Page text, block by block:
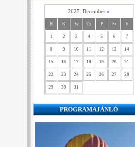
2025. December »
H K Sz Cs P Sz V
1 2 3 4 5 6 7
8 9 10 11 12 13 14
15 16 17 18 19 20 21
22 23 24 25 26 27 28
29 30 31
PROGRAMAJÁNLÓ